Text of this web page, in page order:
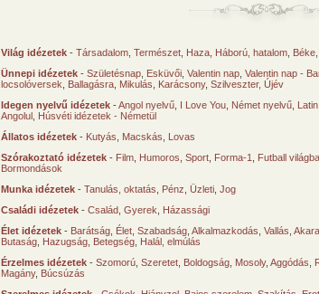
Világ idézetek - Társadalom Természet Haza Háború, hatalom Béke
Ünnepi idézetek - Születésnap Esküvői Valentin nap Valentin nap -
locsolóversek
Ballagásra Mikulás Karácsony, Szilveszter, Újév
Idegen nyelvű idézetek -Angol nyelvű I Love You Német nyelvű
Angolul Húsvéti idézetek - Németül
Állatos idézetek - Kutyás Macskás
Lovas
Szórakoztató idézetek - Film Humoros Sport Forma-1 Futball
Bormondások
Munka idézetek - Tanulás, oktatás Pénz Üzleti Jog
Családi idézetek - Család Gyerek
Házassági
Élet idézetek - Barátság Élet Szabadság Alkalmazkodás Vallás
Butaság Hazugság Betegség Halál, elmúlás
Érzelmes idézetek - Szomorú Szeretet Boldogság Mosoly, Aggódás
Magány, Búcsúzás